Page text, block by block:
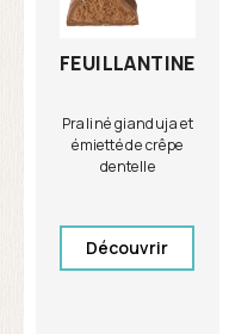
FEUILLANTINE
Praliné gianduja et
émietté de crêpe
dentelle
Découvrir